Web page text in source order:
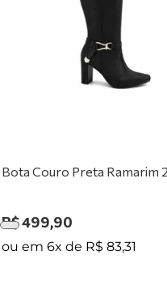
Bota Couro Preta Ramarim
R$499,90
ou em 6x de R$ 83,31